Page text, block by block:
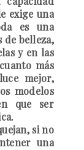
exige una
es una
de belleza,
y en las
más
mejor,
modelos
que ser
si no
una